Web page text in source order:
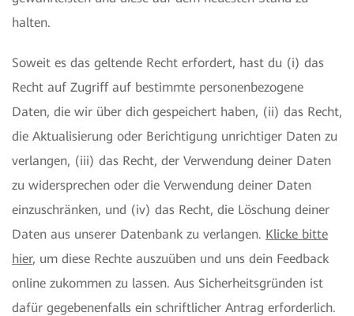
halten.
Soweit es das geltende Recht erfordert, hast du (i) das
Recht auf Zugriff auf bestimmte personenbezogene
Daten, die wir über dich gespeichert haben, (ii) das Recht,
die Aktualisierung oder Berichtigung unrichtiger Daten zu
verlangen, (iii) das Recht, der Verwendung deiner Daten
zu widersprechen oder die Verwendung deiner Daten
einzuschränken, und (iv) das Recht, die Löschung deiner
Daten aus unserer Datenbank zu verlangen. Klicke bitte
hier, um diese Rechte auszuüben und uns dein Feedback
online zukommen zu lassen. Aus Sicherheitsgründen ist
dafür gegebenenfalls ein schriftlicher Antrag erforderlich.